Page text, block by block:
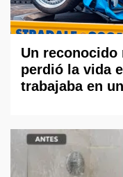
Un reconocido
perdió la vida
trabajaba en